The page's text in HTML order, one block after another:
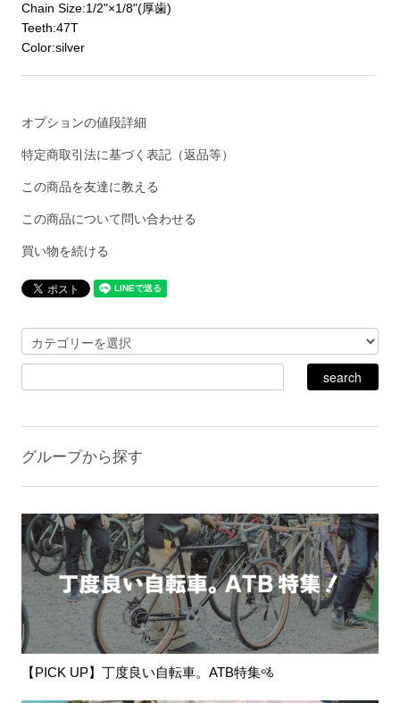
Chain Size:1/2"×1/8"(厚歯)
Teeth:47T
Color:silver
オプションの値段詳細
特定商取引法に基づく表記（返品等）
この商品を友達に教える
この商品について問い合わせる
買い物を続ける
グループから探す
【PICK UP】丁度良い自転車。ATB特集🚵